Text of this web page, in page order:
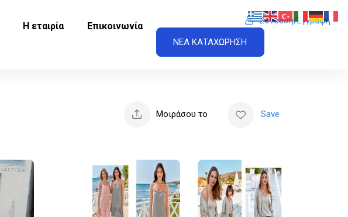
Η εταιρία Επικοινωνία
Σύνδεση/Εγγραφή
ΝΕΑ ΚΑΤΑΧΩΡΗΣΗ
Μοιράσου το Save